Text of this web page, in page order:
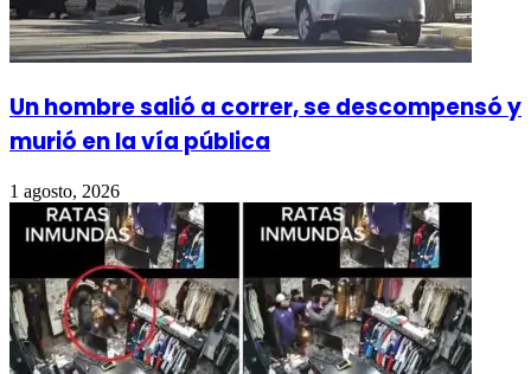
Un hombre salió a correr, se descompensó y
murió en la vía pública
1 agosto, 2026